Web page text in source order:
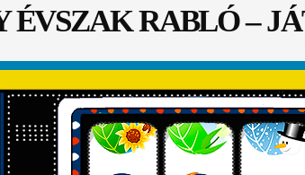
ÉVSZAK RABLÓ –